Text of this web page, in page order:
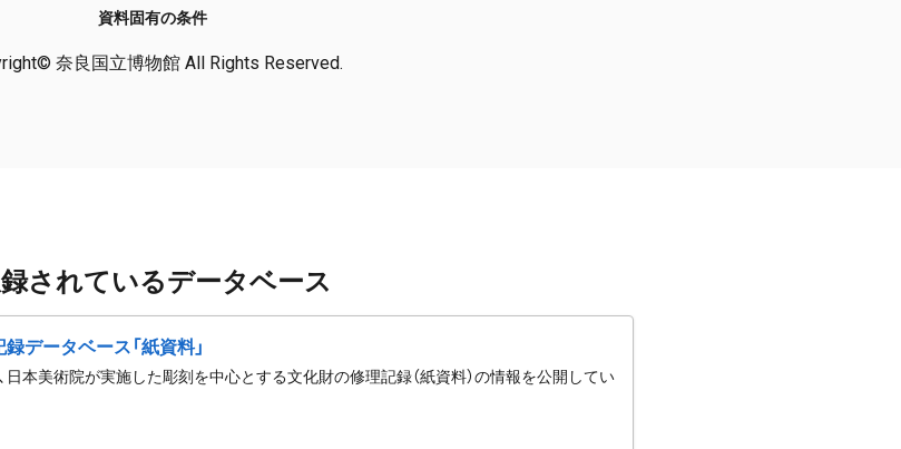
資料固有の条件
奈良国立博物館 All Rights Reserved.
されているデータベース
データベース「紙資料」
日本美術院が実施した彫刻を中心とする文化財の修理記録（紙資料）の情報を公開してい